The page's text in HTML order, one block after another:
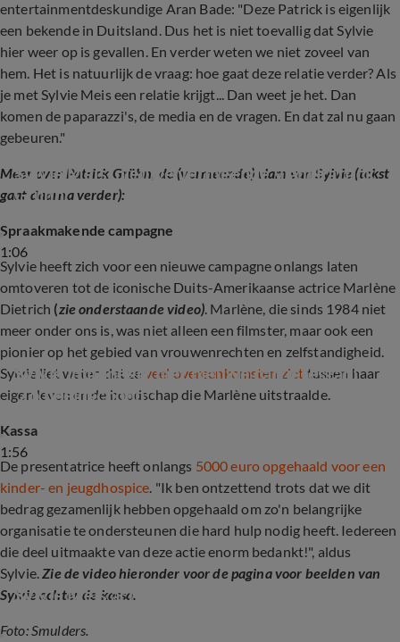
entertainmentdeskundige Aran Bade: "Deze Patrick is eigenlijk
een bekende in Duitsland. Dus het is niet toevallig dat Sylvie
hier weer op is gevallen. En verder weten we niet zoveel van
hem. Het is natuurlijk de vraag: hoe gaat deze relatie verder? Als
je met Sylvie Meis een relatie krijgt... Dan weet je het. Dan
komen de paparazzi's, de media en de vragen. En dat zal nu gaan
gebeuren."
Meer over Patrick Grühn, de (vermeende) vlam van Sylvie (tekst
gaat daarna verder):
1:06
Sylvie Meis' nieuwe vermeende vlam Patrick
Grühn
Spraakmakende campagne
Sylvie heeft zich voor een nieuwe campagne onlangs laten
omtoveren tot de iconische Duits-Amerikaanse actrice Marlène
Dietrich (zie onderstaande video). Marlène, die sinds 1984 niet
meer onder ons is, was niet alleen een filmster, maar ook een
pionier op het gebied van vrouwenrechten en zelfstandigheid.
Sylvie liet weten dat ze veel overeenkomsten ziet tussen haar
eigen leven en de boodschap die Marlène uitstraalde.
1:56
Sylvie imponeert met nieuwe carrièrestap:
'Zo beeldschoon!'
Kassa
De presentatrice heeft onlangs 5000 euro opgehaald voor een
kinder- en jeugdhospice. "Ik ben ontzettend trots dat we dit
bedrag gezamenlijk hebben opgehaald om zo'n belangrijke
organisatie te ondersteunen die hard hulp nodig heeft. Iedereen
die deel uitmaakte van deze actie enorm bedankt!", aldus
Sylvie.Zie de video hieronder voor de pagina voor beelden van
Sylvie achter de kassa.
Sylvie Meis achter de kassa voor goed doel
Foto: Smulders.